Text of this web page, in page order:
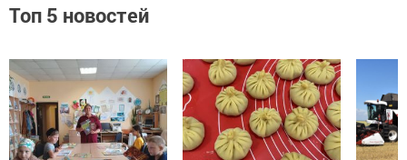
Топ 5 новостей